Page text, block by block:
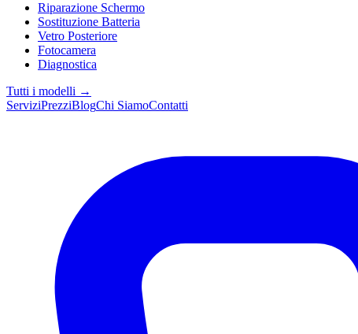
Riparazione Schermo
Sostituzione Batteria
Vetro Posteriore
Fotocamera
Diagnostica
Tutti i modelli →
ServiziPrezziBlogChi SiamoContatti